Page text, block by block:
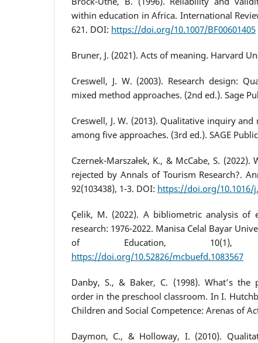
within education in Africa. International
621. DOI: https://doi.org/10.1007/BF00601405
Bruner, J. (2021). Acts of meaning. Harvard
Creswell, J. W. (2003). Research design:
mixed method approaches. (2nd ed.). Sage
Creswell, J. W. (2013). Qualitative inquiry
among five approaches. (3rd ed.). SAGE
Czernek-Marszałek, K., & McCabe, S.
rejected by Annals of Tourism Research?.
92(103438), 1-3. DOI: https://doi.org/10.1016/
Çelik, M. (2022). A bibliometric analysis of
research: 1976-2022. Manisa Celal Bayar
of Education, 10(1),
https://doi.org/10.52826/mcbuefd.1083567
Danby, S., & Baker, C. (1998). What’s the
order in the preschool classroom. In I.
Children and Social Competence: Arenas of
Daymon, C., & Holloway, I. (2010).